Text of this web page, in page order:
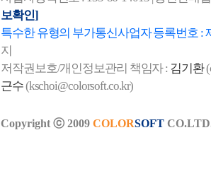
보확인]
특수한 유형의 부가통신사업자 등록번호 :
지
저작권보호/개인정보관리 책임자 : 김기환
근수(kschoi@colorsoft.co.kr)
Copyright ⓒ 2009 COLORSOFT